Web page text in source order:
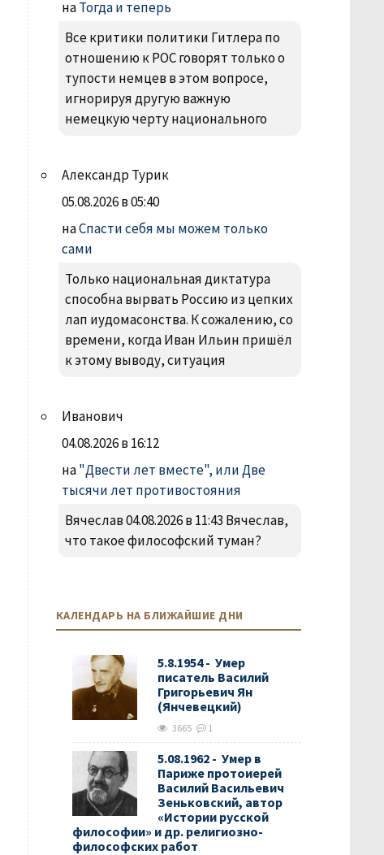
наТогда и теперь
Все критики политики Гитлера по
отношению к РОС говорят только о
тупости немцев в этом вопросе,
игнорируя другую важную
немецкую черту национального
Александр Турик
05.08.2026 в 05:40
наСпасти себя мы можем только
сами
Только национальная диктатура
способна вырвать Россию из цепких
лап иудомасонства. К сожалению, со
времени, когда Иван Ильин пришёл
к этому выводу, ситуация
Иванович
04.08.2026 в 16:12
на"Двести лет вместе", или Две
тысячи лет противостояния
Вячеслав 04.08.2026 в 11:43 Вячеслав,
что такое философский туман?
КАЛЕНДАРЬ НА БЛИЖАЙШИЕ ДНИ
5.8.1954 - Умер
писатель Василий
Григорьевич Ян
(Янчевецкий)
3665 1
5.08.1962 - Умер в
Париже протоиерей
Василий Васильевич
Зеньковский, автор
«Истории русской
философии» и др. религиозно-
философских работ